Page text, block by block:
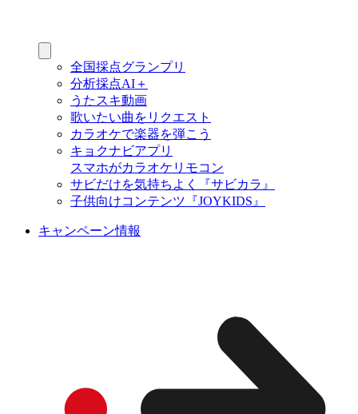
全国採点グランプリ
分析採点AI＋
うたスキ動画
歌いたい曲をリクエスト
カラオケで楽器を弾こう
キョクナビアプリ
スマホがカラオケリモコン
サビだけを気持ちよく『サビカラ』
子供向けコンテンツ『JOYKIDS』
キャンペーン情報